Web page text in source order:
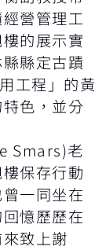
營管理工
的展示實
縣定古蹟
工程」的黃
色，並分
Smars)老
保存行動
一同坐在
憶歷歷在
致上謝